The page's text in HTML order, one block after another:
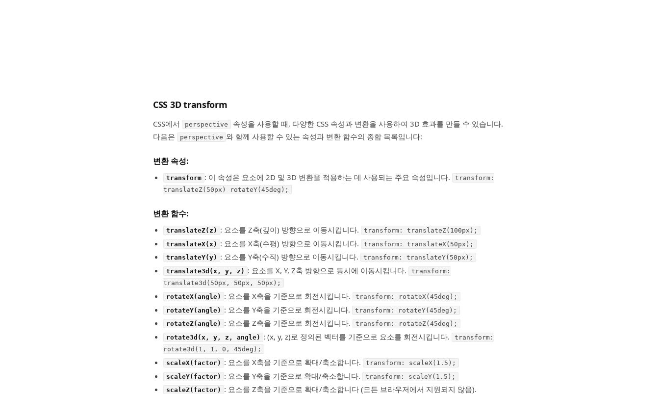
CSS 3D transform
CSS에서 perspective
속성을 사용할 때, 다양한 CSS 속성과 변환을 사용하여 3D 효과를 만들 수 있습니다.
다음은
perspective 와 함께 사용할 수 있는 속성과 변환 함수의 종합 목록입니다:
변환 속성:
transform : 이 속성은 요소에 2D 및 3D 변환을 적용하는 데 사용되는 주요 속성입니다.
transform:
translateZ(50px) rotateY(45deg);
변환 함수:
translateZ(z) : 요소를 Z축(깊이) 방향으로 이동시킵니다.
transform: translateZ(100px);
translateX(x) : 요소를 X축(수평) 방향으로 이동시킵니다.
transform: translateX(50px);
translateY(y) : 요소를 Y축(수직) 방향으로 이동시킵니다.
transform: translateY(50px);
translate3d(x, y, z) : 요소를 X, Y, Z축 방향으로 동시에 이동시킵니다.
transform:
translate3d(50px, 50px, 50px);
rotateX(angle) : 요소를 X축을 기준으로 회전시킵니다.
transform: rotateX(45deg);
rotateY(angle) : 요소를 Y축을 기준으로 회전시킵니다.
transform: rotateY(45deg);
rotateZ(angle) : 요소를 Z축을 기준으로 회전시킵니다.
transform: rotateZ(45deg);
rotate3d(x, y, z, angle) : (x, y, z)로 정의된 벡터를 기준으로 요소를 회전시킵니다.
transform:
rotate3d(1, 1, 0, 45deg);
scaleX(factor) : 요소를 X축을 기준으로 확대/축소합니다.
transform: scaleX(1.5);
scaleY(factor) : 요소를 Y축을 기준으로 확대/축소합니다.
transform: scaleY(1.5);
scaleZ(factor) : 요소를 Z축을 기준으로 확대/축소합니다 (모든 브라우저에서 지원되지 않음).